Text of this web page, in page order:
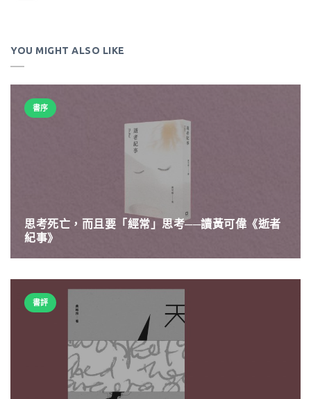
YOU MIGHT ALSO LIKE
書序
思考死亡，而且要「經常」思考──讀黃可偉《逝者
紀事》
書評